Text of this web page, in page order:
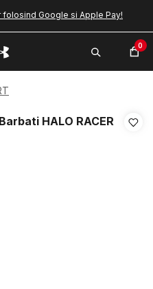
Google si Apple Pay!
0
HALO RACER